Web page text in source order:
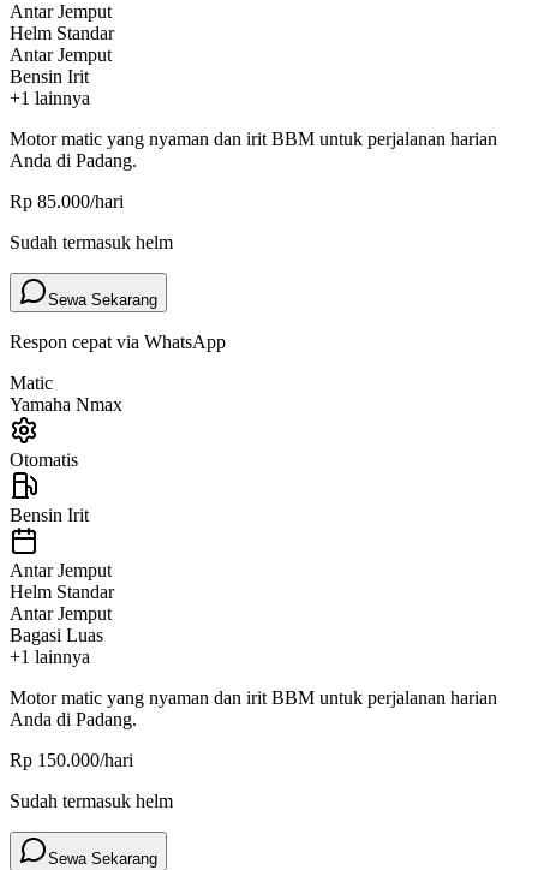
Antar Jemput
Helm Standar
Antar Jemput
Bensin Irit
+1 lainnya
Motormatic yang nyaman dan irit BBM untuk perjalanan harian
Anda di Padang.
Rp 85.000/hari
Sudah termasuk helm
Sewa Sekarang
Respon cepat via WhatsApp
Matic
Yamaha Nmax
Otomatis
Bensin Irit
Antar Jemput
Helm Standar
Antar Jemput
Bagasi Luas
+1 lainnya
Motormatic yang nyaman dan irit BBM untuk perjalanan harian
Anda di Padang.
Rp 150.000/hari
Sudah termasuk helm
Sewa Sekarang